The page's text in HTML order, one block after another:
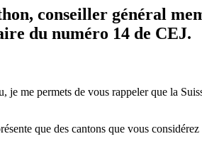
conseiller général
du numéro 14 de CEJ.
me permets de vous rappeler que la
que des cantons que vous